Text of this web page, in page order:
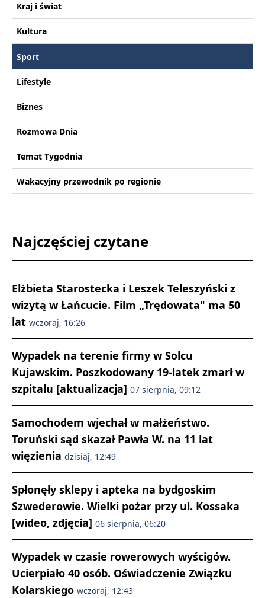
Kraj i świat
Kultura
Sport
Lifestyle
Biznes
Rozmowa Dnia
Temat Tygodnia
Wakacyjny przewodnik po regionie
Najczęściej czytane
Elżbieta Starostecka i Leszek Teleszyński z
wizytą w Łańcucie. Film „Trędowata" ma 50
lat wczoraj, 16:26
Wypadek na terenie firmy w Solcu
Kujawskim. Poszkodowany 19-latek zmarł w
szpitalu [aktualizacja] 07 sierpnia, 09:12
Samochodem wjechał w małżeństwo.
Toruński sąd skazał Pawła W. na 11 lat
więzienia dzisiaj, 12:49
Spłonęły sklepy i apteka na bydgoskim
Szwederowie. Wielki pożar przy ul. Kossaka
[wideo, zdjęcia] 06 sierpnia, 06:20
Wypadek w czasie rowerowych wyścigów.
Ucierpiało 40 osób. Oświadczenie Związku
Kolarskiego wczoraj, 12:43